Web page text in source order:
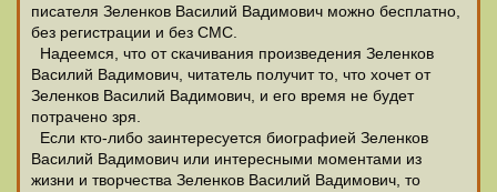
писателя Зеленков Василий Вадимович можно бесплатно,
без регистрации и без СМС.
Надеемся, что от скачивания произведения Зеленков
Василий Вадимович, читатель получит то, что хочет от
Зеленков Василий Вадимович, и его время не будет
потрачено зря.
Если кто-либо заинтересуется биографией Зеленков
Василий Вадимович или интересными моментами из
жизни и творчества Зеленков Василий Вадимович, то